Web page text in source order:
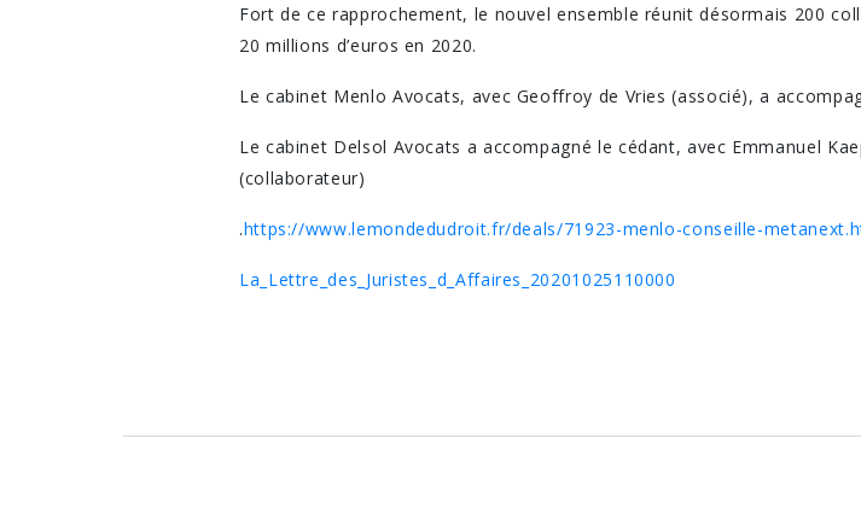
Fort de ce rapprochement, le nouvel ensemble réunit désormais 200
20 millions d’euros en 2020.
Le cabinet Menlo Avocats, avec Geoffroy de Vries (associé), a
Le cabinet Delsol Avocats a accompagné le cédant, avec Emmanuel
(collaborateur)
.https://www.lemondedudroit.fr/deals/71923-menlo-conseille-
La_Lettre_des_Juristes_d_Affaires_20201025110000